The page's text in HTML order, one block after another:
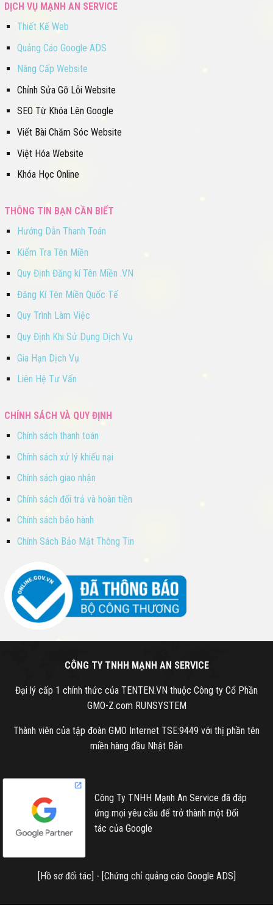
DỊCH VỤ MẠNH AN SERVICE
Thiết Kế Web
Quảng Cáo Google ADS
Nâng Cấp Website
Chỉnh Sửa Gỡ Lỗi Website
SEO Từ Khóa Lên Google
Viết Bài Chăm Sóc Website
Việt Hóa Website
Khóa Học Online
THÔNG TIN BẠN CẦN BIẾT
Hướng Dẫn Thanh Toán
Kiểm Tra Tên Miền
Quy Định Đăng kí Tên Miền .VN
Đăng Kí Tên Miền Quốc Tế
Quy Trình Làm Việc
Quy Định Khi Sử Dụng Dịch Vụ
Gia Hạn Dịch Vụ
Liên Hệ Tư Vấn
CHÍNH SÁCH VÀ QUY ĐỊNH
Chính sách thanh toán
Chính sách xử lý khiếu nại
Chính sách giao nhận
Chính sách đổi trả và hoàn tiền
Chính sách bảo hành
Chính Sách Bảo Mật Thông Tin
CÔNG TY TNHH MẠNH AN SERVICE
Đại lý cấp 1 chính thức của TENTEN.VN thuộc Công ty Cổ Phần
GMO-Z.com RUNSYSTEM
Thành viên của tập đoàn GMO Internet TSE:9449 với thị phần tên
miền hàng đầu Nhật Bản
Công Ty TNHH Mạnh An Service đã đáp
ứng mọi yêu cầu để trở thành một Đối
tác của Google
Hồ sơ đối tác ] - [ Chứng chỉ quảng cáo Google ADS